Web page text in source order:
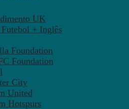
UK
+ Inglês
Foundation
Foundation
City
United
Hotspurs